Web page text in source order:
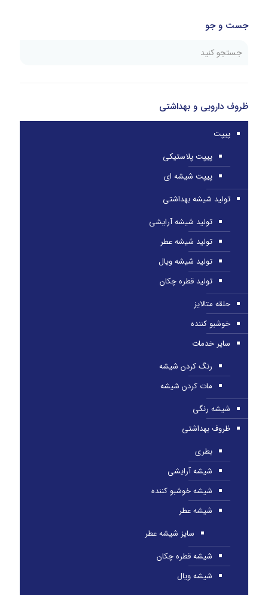
جست و جو
ظروف دارویی و بهداشتی
پیپت
پیپت پلاستیکی
پیپت شیشه ای
تولید شیشه بهداشتی
تولید شیشه آرایشی
تولید شیشه عطر
تولید شیشه ویال
تولید قطره چکان
حلقه متالایز
خوشبو کننده
سایر خدمات
رنگ کردن شیشه
مات کردن شیشه
شیشه رنگی
ظروف بهداشتی
بطری
شیشه آرایشی
شیشه خوشبو کننده
شیشه عطر
سایز شیشه عطر
شیشه قطره چکان
شیشه ویال